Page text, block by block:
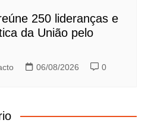
250 lideranças e
da União pelo
06/08/2026 0